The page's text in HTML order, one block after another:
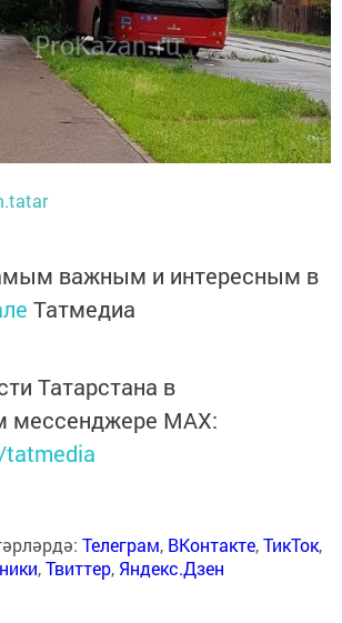
важным и интересным в
Татмедиа
Татарстана в
мессенджере MАХ:
Телеграм, ВКонтакте,ТикТок,
,Твиттер, Яндекс.Дзен